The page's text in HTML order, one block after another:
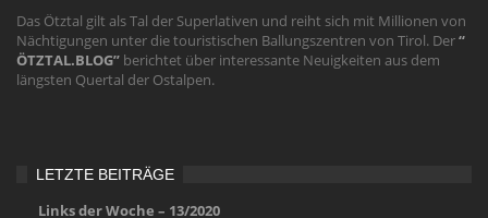
Das Ötztal gilt als Tal der Superlativen und reiht sich mit Millionen von
Nächtigungen unter die touristischen Ballungszentren von Tirol. Der“
ÖTZTAL.BLOG” berichtet über interessante Neuigkeiten aus dem
längsten Quertal der Ostalpen.
LETZTE BEITRÄGE
Links der Woche – 13/2020